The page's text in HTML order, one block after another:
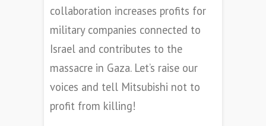
collaboration increases profits for
military companies connected to
Israel and contributes to the
massacre in Gaza. Let’s raise our
voices and tell Mitsubishi not to
profit from killing!